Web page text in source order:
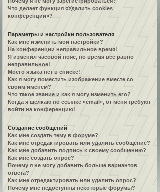
Что делает функция «Удалить cookies
конференции»?
Параметры и настройки пользователя
Как мне изменить мои настройки?
На конференции неправильное время!
Я изменил часовой пояс, но время всё равно
неправильное!
Моего языка нет в списке!
Как я могу поместить изображение вместе со
своим именем?
Что такое звание и как я могу изменить его?
Когда я щёлкаю по ссылке «email», от меня требуют
войти на конференцию!
Создание сообщений
Как мне создать тему в форуме?
Как мне отредактировать или удалить сообщение?
Как мне добавить подпись к своему сообщению?
Как мне создать опрос?
Почему я не могу добавить больше вариантов
ответа?
Как мне отредактировать или удалить опрос?
Почему мне недоступны некоторые форумы?